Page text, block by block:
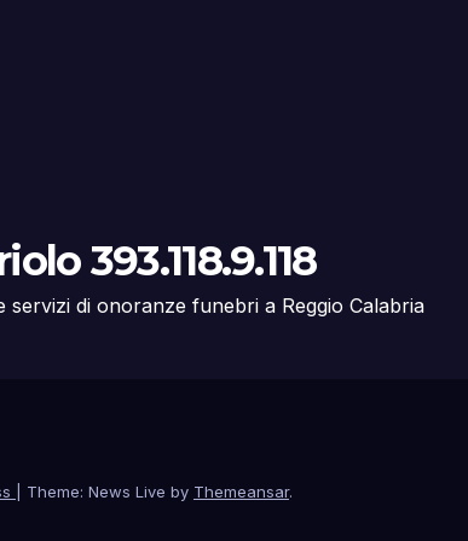
393.118.9.118
servizi di onoranze funebri a Reggio Calabria
Theme: News Live by Themeansar.